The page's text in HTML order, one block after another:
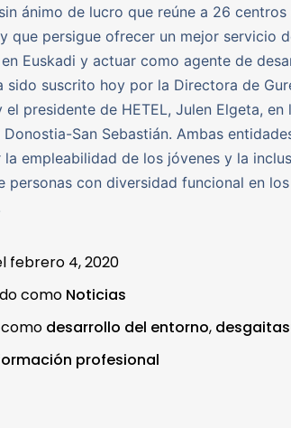
ánimo de lucro que reúne a 26
que persigue ofrecer un mejor servicio
Euskadi y actuar como agente de
sido suscrito hoy por la Directora de
el presidente de HETEL, Julen Elgeta,
Donostia-San Sebastián. Ambas
la empleabilidad de los jóvenes y la
personas con diversidad funcional en
febrero 4, 2020
como Noticias
desarrollo del entorno,
profesional